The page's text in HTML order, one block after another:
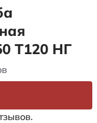
Т120 НГ